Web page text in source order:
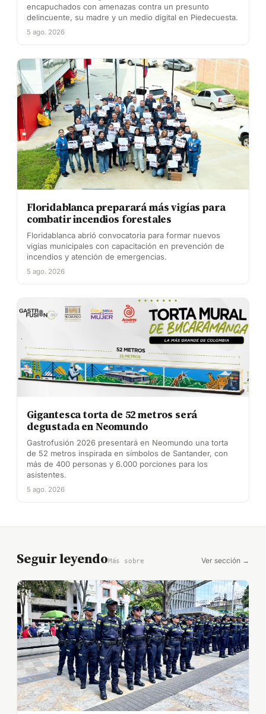
encapuchados con amenazas contra un presunto
delincuente, su madre y un medio digital en Piedecuesta.
5 ago. 2026
Floridablanca preparará más vigías para
combatir incendios forestales
Floridablanca abrió convocatoria para formar nuevos
vigías municipales con capacitación en prevención de
incendios y atención de emergencias.
5 ago. 2026
Gigantesca torta de 52 metros será
degustada en Neomundo
Gastrofusión 2026 presentará en Neomundo una torta
de 52 metros inspirada en símbolos de Santander, con
más de 400 personas y 6.000 porciones para los
asistentes.
5 ago. 2026
Seguir leyendoMás sobre Ver sección →